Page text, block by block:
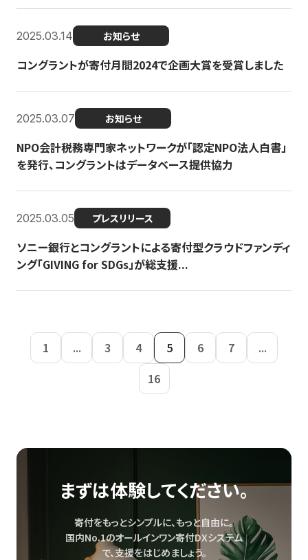
2025.03.14 お知らせ
コングラントが寄付月間2024で企画大賞を受賞しました
2025.03.07 お知らせ
NPO会計税務専門家ネットワークが「認定NPO法人白書」
を発行、コングラントはデータベース提供協力
2025.03.05 プレスリリース
ソニー銀行とコングラントによる寄付型クラウドファンディ
ング「GIVING for SDGs」が総支援...
1 ... 3 4 5 6 7
...
16
まずは体験してください。
寄付をもっとシンプルに、もっと自由に。
国内No.1のオールインワン寄付DXシステム
で、支援をはじめましょう。